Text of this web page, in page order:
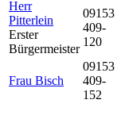
Herr
Pitterlein
Erster
Bürgermeister
09153
409-
120
Frau Bisch
09153
409-
152